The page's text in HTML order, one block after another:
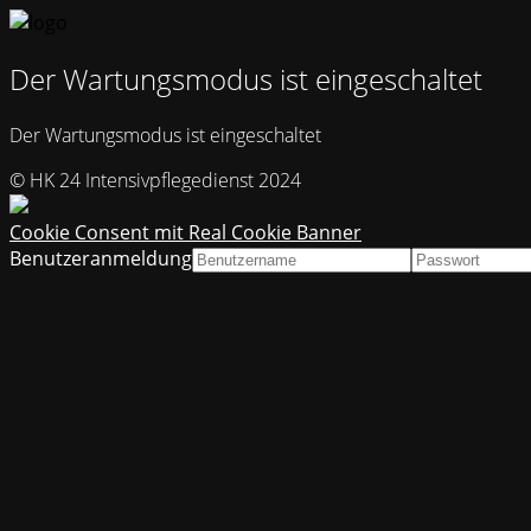
Der Wartungsmodus ist eingeschaltet
Der Wartungsmodus ist eingeschaltet
© HK 24 Intensivpflegedienst 2024
Cookie Consent mit Real Cookie Banner
Benutzeranmeldung